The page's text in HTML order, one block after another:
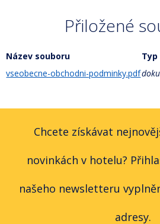
Přiložené
Název souboru Typ
vseobecne-obchodni-podminky.pdf
Chcete získávat
novinkách v hotelu?
našeho newsletteru
adresy.